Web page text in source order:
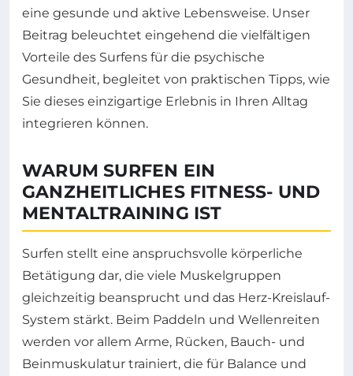
eine gesunde und aktive Lebensweise. Unser
Beitrag beleuchtet eingehend die vielfältigen
Vorteile des Surfens für die psychische
Gesundheit, begleitet von praktischen Tipps, wie
Sie dieses einzigartige Erlebnis in Ihren Alltag
integrieren können.
WARUM SURFEN EIN
GANZHEITLICHES FITNESS- UND
MENTALTRAINING IST
Surfen stellt eine anspruchsvolle körperliche
Betätigung dar, die viele Muskelgruppen
gleichzeitig beansprucht und das Herz-Kreislauf-
System stärkt. Beim Paddeln und Wellenreiten
werden vor allem Arme, Rücken, Bauch- und
Beinmuskulatur trainiert, die für Balance und